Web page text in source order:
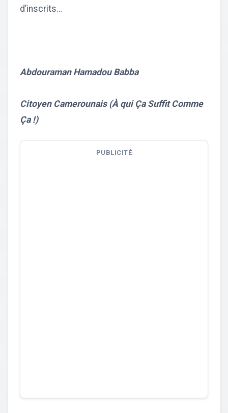
d’inscrits…
Abdouraman Hamadou Babba
Citoyen Camerounais (À qui Ça Suffit Comme
Ça !)
PUBLICITÉ